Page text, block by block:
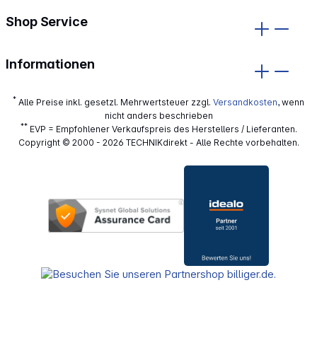
Shop Service
Informationen
* Alle Preise inkl. gesetzl. Mehrwertsteuer zzgl. Versandkosten, wenn
nicht anders beschrieben
**EVP = Empfohlener Verkaufspreis des Herstellers / Lieferanten.
Copyright © 2000 - 2026 TECHNIKdirekt - Alle Rechte vorbehalten.